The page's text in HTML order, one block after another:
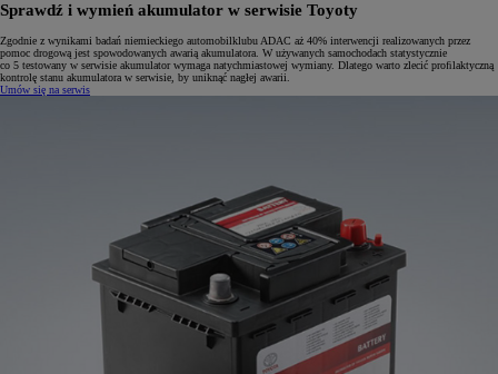
Sprawdź i wymień akumulator w serwisie Toyoty
Zgodnie z wynikami badań niemieckiego automobilklubu ADAC aż 40% interwencji realizowanych przez
pomoc drogową jest spowodowanych awarią akumulatora. W używanych samochodach statystycznie
co 5 testowany w serwisie akumulator wymaga natychmiastowej wymiany. Dlatego warto zlecić proﬁlaktyczną
kontrolę stanu akumulatora w serwisie, by uniknąć nagłej awarii.
Umów się na serwis